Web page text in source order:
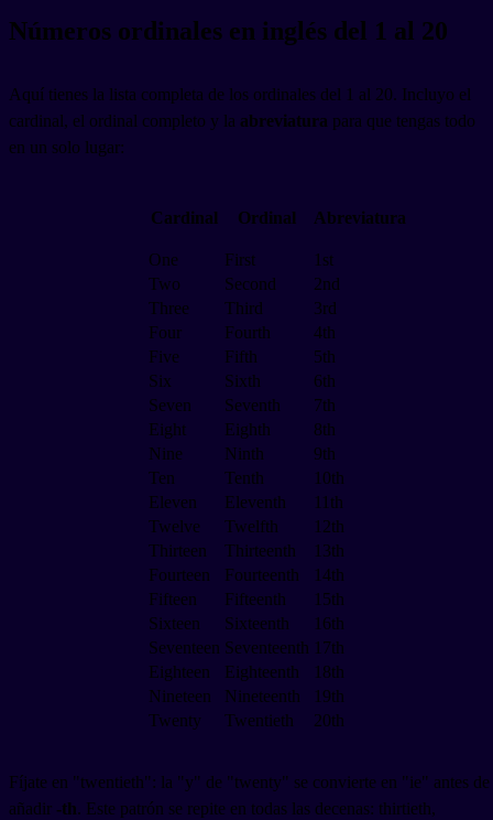
Números ordinales en inglés del 1 al 20
Aquí tienes la lista completa de los ordinales del 1 al 20. Incluyo el
cardinal, el ordinal completo y la abreviatura para que tengas todo
en un solo lugar:
Cardinal Ordinal Abreviatura
One First
1st
Two
Second
2nd
Three
Third
3rd
Four
Fourth
4th
Five
Fifth
5th
Six
Sixth
6th
Seven
Seventh
7th
Eight
Eighth
8th
Nine
Ninth
9th
Ten
Tenth
10th
Eleven
Eleventh
11th
Twelve
Twelfth
12th
Thirteen
Thirteenth
13th
Fourteen
Fourteenth
14th
Fifteen
Fifteenth
15th
Sixteen
Sixteenth
16th
Seventeen Seventeenth 17th
Eighteen
Eighteenth
18th
Nineteen
Nineteenth
19th
Twenty
Twentieth 20th
Fíjate en "twentieth": la "y" de "twenty" se convierte en "ie" antes de
añadir -th. Este patrón se repite en todas las decenas: thirtieth,